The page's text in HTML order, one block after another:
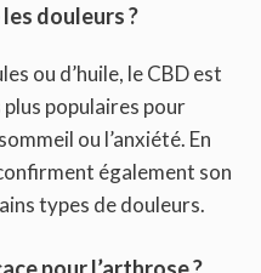
douleurs ?
ou d’huile, le CBD est
plus populaires pour
ou l’anxiété. En
également son
types de douleurs.